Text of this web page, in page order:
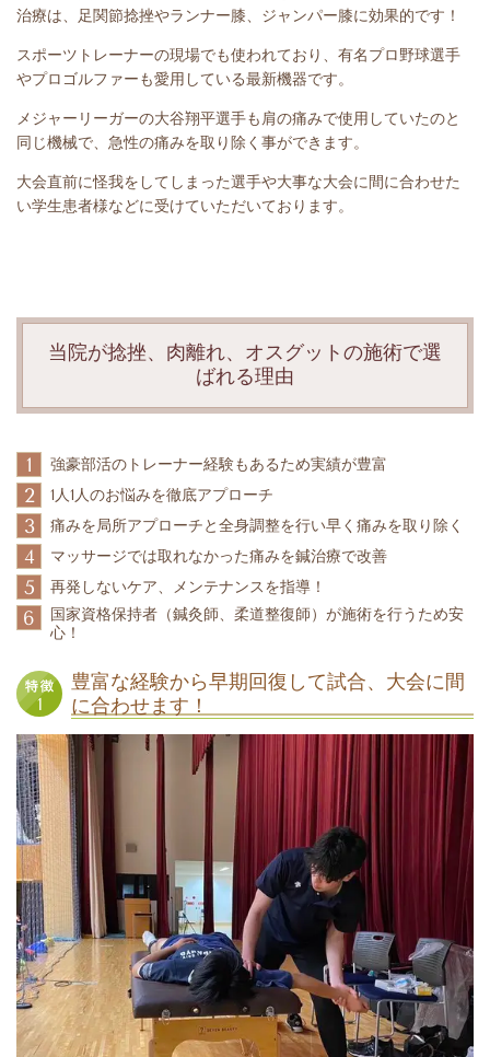
治療は、足関節捻挫やランナー膝、ジャンパー膝に効果的です！
スポーツトレーナーの現場でも使われており、有名プロ野球選手
やプロゴルファーも愛用している最新機器です。
メジャーリーガーの大谷翔平選手も肩の痛みで使用していたのと
同じ機械で、急性の痛みを取り除く事ができます。
大会直前に怪我をしてしまった選手や大事な大会に間に合わせた
い学生患者様などに受けていただいております。
当院が捻挫、肉離れ、オスグットの施術で選
ばれる理由
1 強豪部活のトレーナー経験もあるため実績が豊富
2 1人1人のお悩みを徹底アプローチ
3 痛みを局所アプローチと全身調整を行い早く痛みを取り除く
4 マッサージでは取れなかった痛みを鍼治療で改善
5 再発しないケア、メンテナンスを指導！
6
国家資格保持者（鍼灸師、柔道整復師）が施術を行うため安
心！
豊富な経験から早期回復して試合、大会に間
に合わせます！